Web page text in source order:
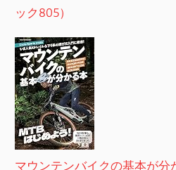
ック805）
マウンテンバイクの基本が分